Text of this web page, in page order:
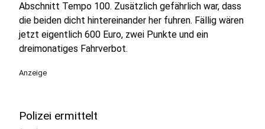
Abschnitt Tempo 100. Zusätzlich gefährlich war, dass
die beiden dicht hintereinander her fuhren. Fällig wären
jetzt eigentlich 600 Euro, zwei Punkte und ein
dreimonatiges Fahrverbot.
Anzeige
Polizei ermittelt